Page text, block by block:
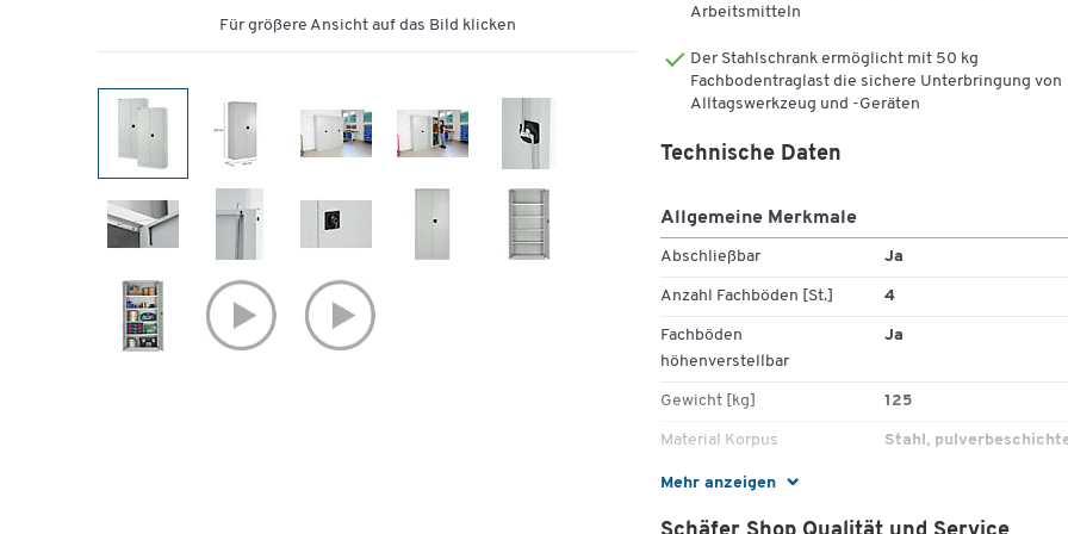
Für größere Ansicht auf das Bild klicken
verschiedenster Produkte, sondern überzeugt vor
auch mit ihrer 100%igen Schäfer Shop-Qualität.
Eine Qualität, die bleibt - das versprechen wir Ihnen.
dauerhaft von 10 auf 30 Jahre!
Investieren Sie jetzt in Ausstattung nicht nur für
heute, sondern für die kommenden Jahrzehnte.
Arbeitsmitteln
Der Stahlschrank ermöglicht mit 50 kg
Fachbodentraglast die sichere Unterbringung von
Alltagswerkzeug und -Geräten
Mehr anzeigen
Technische Daten
Allgemeine Merkmale
Abschließbar Ja
Anzahl Fachböden [St.] 4
Fachböden
höhenverstellbar
Ja
Gewicht [kg] 125
Material Korpus Stahl,
Material Türen